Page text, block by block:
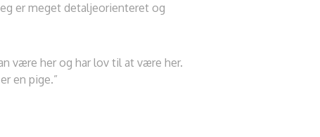
er meget detaljeorienteret og
være her og har lov til at være her.
en pige.”